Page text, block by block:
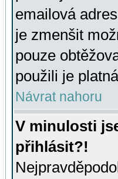
emailová
je zmenšit
pouze
použili je
Návrat nahoru
V minulosti
přihlásit?!